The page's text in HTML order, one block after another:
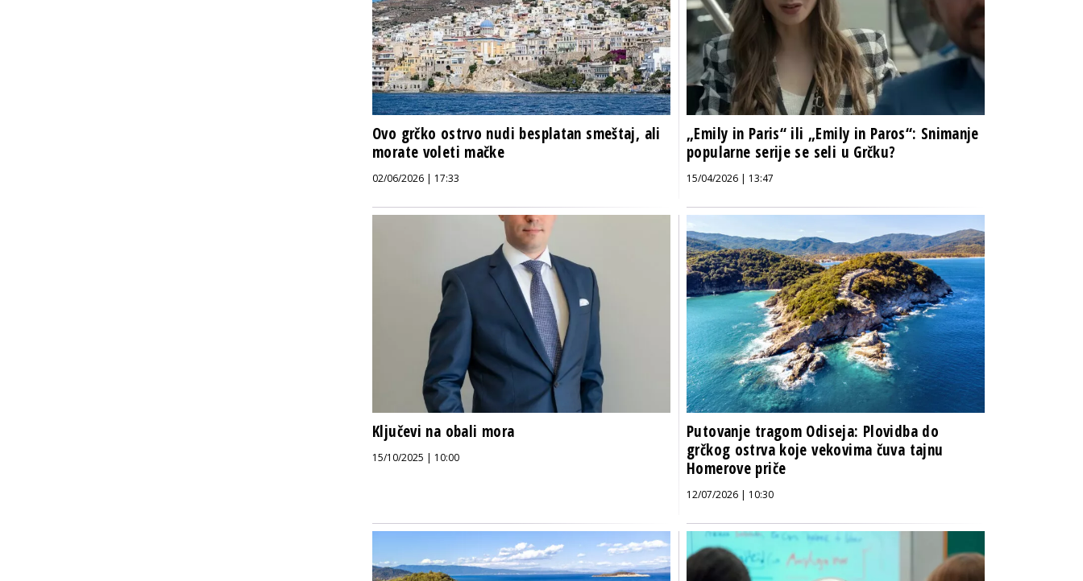
Ovo grčko ostrvo nudi besplatan smeštaj, ali
morate voleti mačke
02/06/2026 | 17:33
„Emily in Paris“ ili „Emily in Paros“: Snimanje
popularne serije se seli u Grčku?
15/04/2026 | 13:47
Ključevi na obali mora
15/10/2025 | 10:00
Putovanje tragom Odiseja: Plovidba do
grčkog ostrva koje vekovima čuva tajnu
Homerove priče
12/07/2026 | 10:30